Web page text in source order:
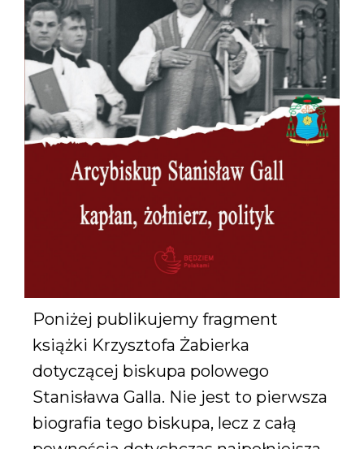
Poniżej publikujemy fragment
książki Krzysztofa Żabierka
dotyczącej biskupa polowego
Stanisława Galla. Nie jest to pierwsza
biografia tego biskupa, lecz z całą